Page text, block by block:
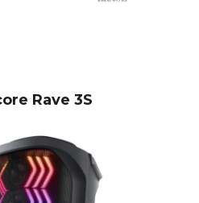
Rave 3S